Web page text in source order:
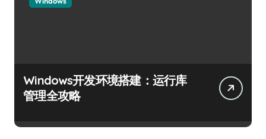
Windows开发环境搭建：运行库
管理全攻略